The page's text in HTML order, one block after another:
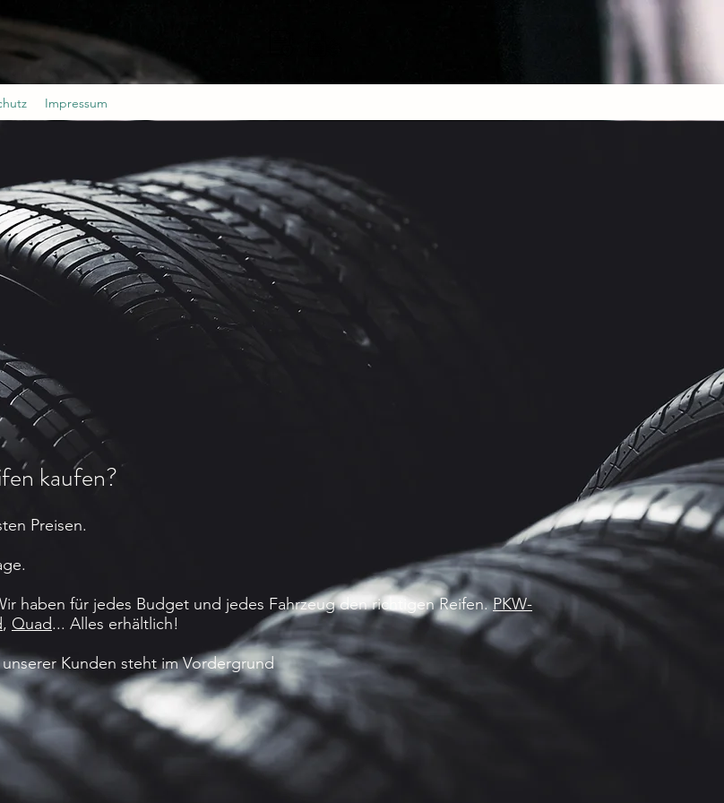
Impressum
kaufen?
Preisen.
haben für jedes Budget und jedes Fahrzeug den richtigen Reifen.PKW-
, Quad... Alles erhältlich!
Kunden steht im Vordergrund